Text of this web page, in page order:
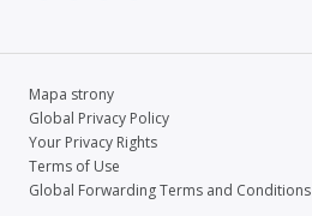
Mapa strony
Global Privacy Policy
Your Privacy Rights
Terms of Use
Global Forwarding Terms and Conditions